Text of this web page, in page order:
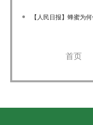
【人民日报】蜂蜜为何色
首页